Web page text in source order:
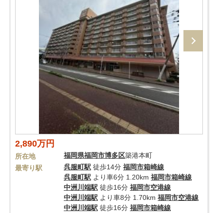
2,890万円
所在地 福岡県福岡市博多区築港本町
最寄り駅
呉服町駅 徒歩14分 福岡市箱崎線
呉服町駅 より車6分 1.20km 福岡市箱崎線
中洲川端駅 徒歩16分 福岡市空港線
中洲川端駅 より車8分 1.70km 福岡市空港線
中洲川端駅 徒歩16分 福岡市箱崎線